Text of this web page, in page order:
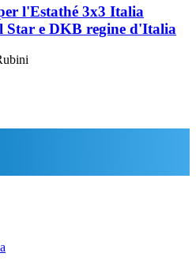
l'Estathé 3x3 Italia
Star e DKB regine d'Italia